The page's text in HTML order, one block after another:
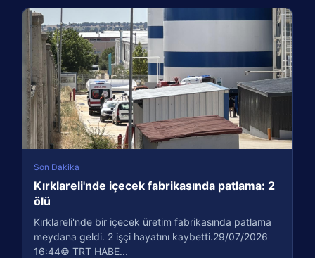
Son Dakika
Kırklareli'nde içecek fabrikasında patlama: 2
ölü
Kırklareli'nde bir içecek üretim fabrikasında patlama
meydana geldi. 2 işçi hayatını kaybetti.29/07/2026
16:44© TRT HABE...